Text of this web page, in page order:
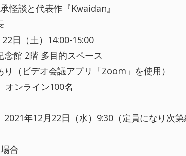
怪談と代表作『Kwaidan』
日（土）14:00-15:00
念館 2階 多目的スペース
り（ビデオ会議アプリ「Zoom」を使用）
オンライン100名
年12月22日（水）9:30（定員になり次第
合